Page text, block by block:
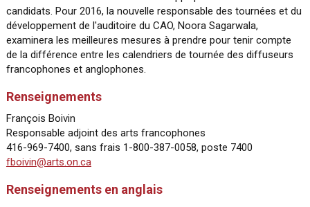
candidats. Pour 2016, la nouvelle responsable des tournées et du
développement de l'auditoire du CAO, Noora Sagarwala,
examinera les meilleures mesures à prendre pour tenir compte
de la différence entre les calendriers de tournée des diffuseurs
francophones et anglophones.
Renseignements
François Boivin
Responsable adjoint des arts francophones
416-969-7400, sans frais 1-800-387-0058, poste 7400
fboivin@arts.on.ca
Renseignements en anglais